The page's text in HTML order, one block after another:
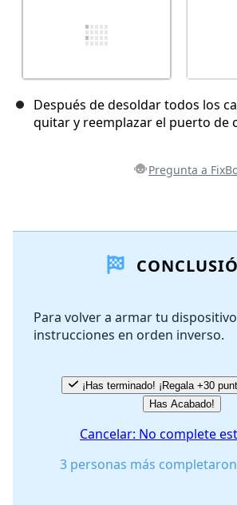
Después de desoldar todos los
quitar y reemplazar el puerto de
Pregunta a
Agregar Comentario
Cancelar
Para volver a armar tu
instrucciones en orden inverso.
¡Has terminado! ¡Regala +30
Has Acabado!
Cancelar: No complete
3 personas más